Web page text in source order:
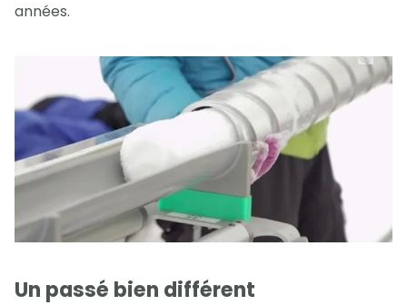
années.
Un passé bien différent